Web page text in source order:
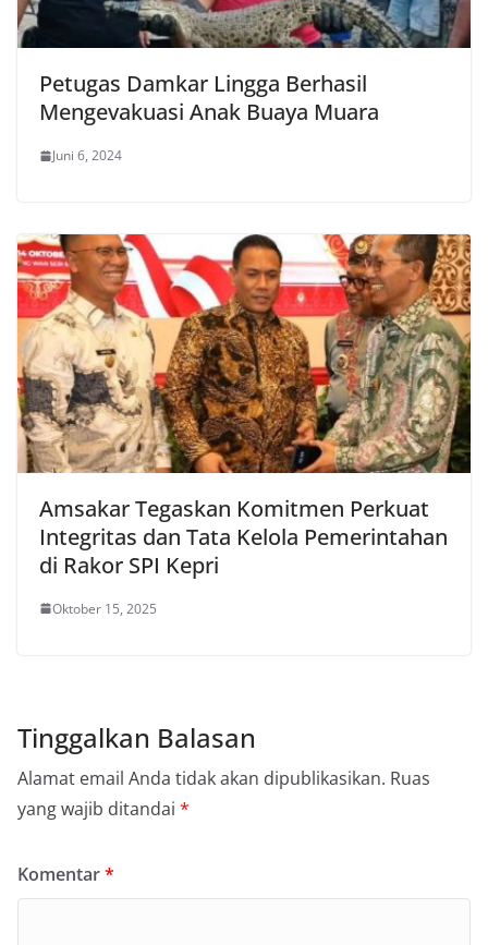
Petugas Damkar Lingga Berhasil
Mengevakuasi Anak Buaya Muara
Juni 6, 2024
Amsakar Tegaskan Komitmen Perkuat
Integritas dan Tata Kelola Pemerintahan
di Rakor SPI Kepri
Oktober 15, 2025
Tinggalkan Balasan
Alamat email Anda tidak akan dipublikasikan. Ruas
yang wajib ditandai *
Komentar*